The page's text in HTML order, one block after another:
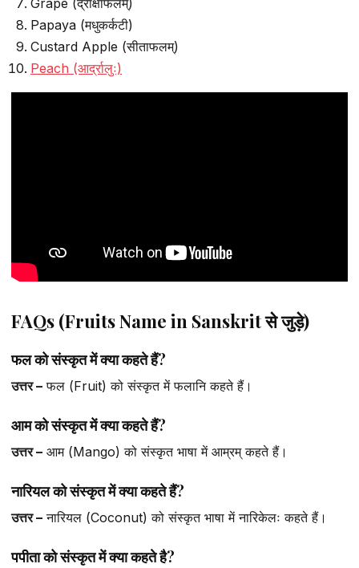
Grape (द्राक्षाफलम्)
Papaya (मधुकर्कटी)
Custard Apple (सीताफलम्)
Peach (आर्द्रालुः)
FAQs (Fruits Name in Sanskrit से जुड़े)
फल को संस्कृत में क्या कहते हैं?
उत्तर – फल (Fruit) को संस्कृत में फलानि कहते हैं।
आम को संस्कृत में क्या कहते हैं?
उत्तर – आम (Mango) को संस्कृत भाषा में आम्रम् कहते हैं।
नारियल को संस्कृत में क्या कहते हैं?
उत्तर – नारियल (Coconut) को संस्कृत भाषा में नारिकेलः कहते हैं।
पपीता को संस्कृत में क्या कहते है?